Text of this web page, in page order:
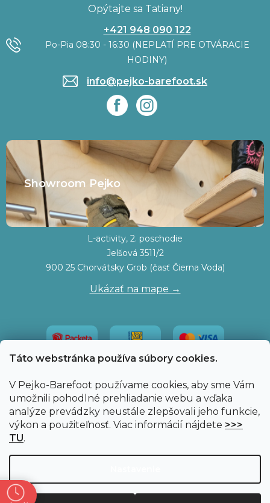
Táto webstránka používa súbory cookies.
V Pejko-Barefoot používame cookies, aby sme Vám
umožnili pohodlné prehliadanie webu a vďaka
analýze prevádzky neustále zlepšovali jeho funkcie,
výkon a použiteľnosť. Viac informácií nájdete >>>
TU.
Opýtajte sa Tatiany!
+421 948 090 122
Po-Pia 08:30 - 16:30 (NEPLATÍ PRE OTVÁRACIE
HODINY)
info@pejko-barefoot.sk
Showroom Pejko
L-activity, 2. poschodie
Jelšová 3511/2
900 25 Chorvátsky Grob (časť Čierna Voda)
Ukázať na mape →
Copyright 2026Pejko-Barefoot.sk. Všetky práva